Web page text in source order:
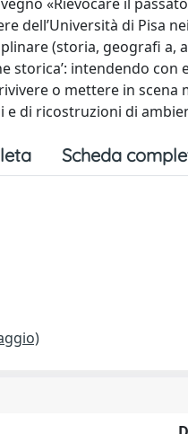
dell’Università di Pisa
(storia, geografi
storica’: intendendo
o mettere in
e di ricostruzioni di
Scheda